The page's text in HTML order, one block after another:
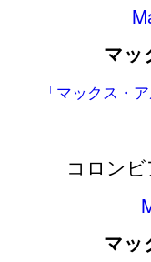
マッ
「マックス・
コロン
マッ